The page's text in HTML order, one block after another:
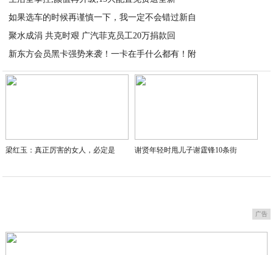
如果选车的时候再谨慎一下，我一定不会错过新自
聚水成涓 共克时艰 广汽菲克员工20万捐款回
新东方会员黑卡强势来袭！一卡在手什么都有！附
2020-03-25
梁红玉：真正厉害的女人，必定是 谢贤年轻时甩儿子谢霆锋10条街
广告